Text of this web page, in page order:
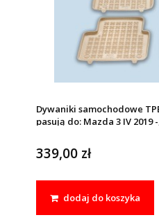
Dywaniki samochodowe
pasują do: Mazda 3 IV 2019 -
339,00 zł
dodaj do koszyka